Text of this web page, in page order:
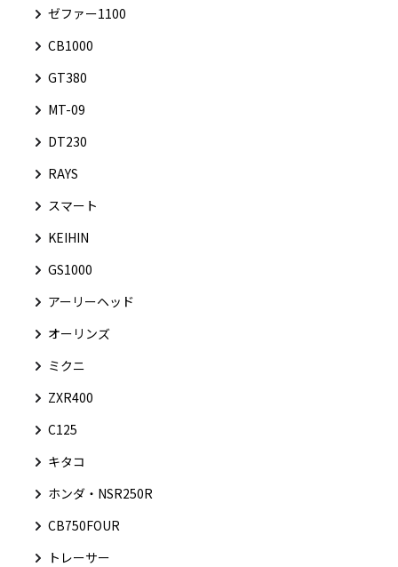
ゼファー1100
CB1000
GT380
MT-09
DT230
RAYS
スマート
KEIHIN
GS1000
アーリーヘッド
オーリンズ
ミクニ
ZXR400
C125
キタコ
ホンダ・NSR250R
CB750FOUR
トレーサー